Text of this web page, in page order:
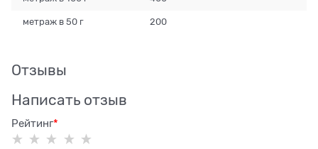
метраж в 50 г 200
Отзывы
Написать отзыв
Рейтинг